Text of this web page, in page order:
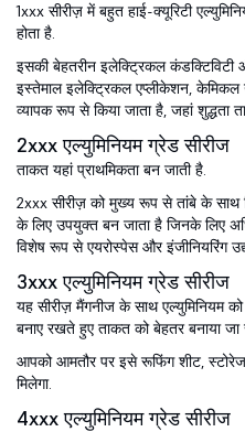
1xxx सीरीज़ में बहुत हाई-क्यूरिटी
होता है.
इसकी बेहतरीन इलेक्ट्रिकल
इस्तेमाल इलेक्ट्रिकल एप्लीकेशन, केमिकल
व्यापक रूप से किया जाता है, जहां शुद्धता
2xxx एल्युमिनियम ग्रेड सीरीज
ताकत यहां प्राथमिकता बन जाती है.
2xxx सीरीज़ को मुख्य रूप से तांबे के साथ
के लिए उपयुक्त बन जाता है जिनके लिए
विशेष रूप से एयरोस्पेस और इंजीनियरिंग
3xxx एल्युमिनियम ग्रेड सीरीज
यह सीरीज़ मैंगनीज के साथ एल्युमिनियम
बनाए रखते हुए ताकत को बेहतर बनाया
आपको आमतौर पर इसे रूफिंग शीट, स्टोरेज
मिलेगा.
4xxx एल्युमिनियम ग्रेड सीरीज